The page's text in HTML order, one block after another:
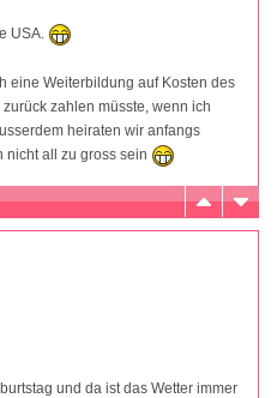
USA.
eine Weiterbildung auf Kosten des
zahlen müsste, wenn ich
heiraten wir anfangs
nicht all zu gross sein
und da ist das Wetter immer